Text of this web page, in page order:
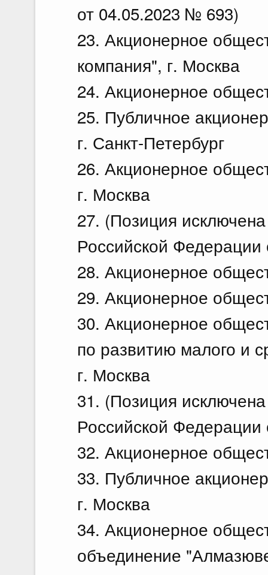
от 04.05.2023 № 693)
23. Акционерное
компания", г. Москва
24. Акционерное
25. Публичное
г. Санкт-Петербург
26. Акционерное
г. Москва
27. (Позиция
Российской
28. Акционерное
29. Акционерное
30. Акционерное
по развитию малого и
г. Москва
31. (Позиция
Российской
32. Акционерное
33. Публичное
г. Москва
34. Акционерное
объединение